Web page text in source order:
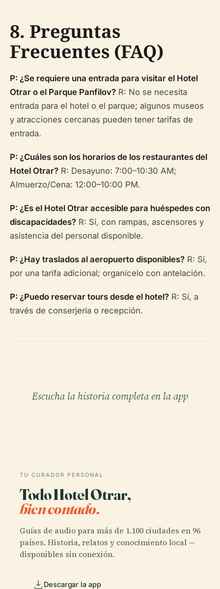
8. Preguntas
Frecuentes (FAQ)
P: ¿Se requiere una entrada para visitar el Hotel
Otrar o el Parque Panfilov? R: No se necesita
entrada para el hotel o el parque; algunos museos
y atracciones cercanas pueden tener tarifas de
entrada.
P: ¿Cuáles son los horarios de los restaurantes del
Hotel Otrar? R: Desayuno: 7:00–10:30 AM;
Almuerzo/Cena: 12:00–10:00 PM.
P: ¿Es el Hotel Otrar accesible para huéspedes con
discapacidades? R: Sí, con rampas, ascensores y
asistencia del personal disponible.
P: ¿Hay traslados al aeropuerto disponibles? R: Sí,
por una tarifa adicional; organícelo con antelación.
P: ¿Puedo reservar tours desde el hotel? R: Sí, a
través de conserjería o recepción.
Escucha la historia completa en la app
TU CURADOR PERSONAL
Todo Hotel Otrar,
bien contado.
Guías de audio para más de 1.100 ciudades en 96
países. Historia, relatos y conocimiento local —
disponibles sin conexión.
Descargar la app